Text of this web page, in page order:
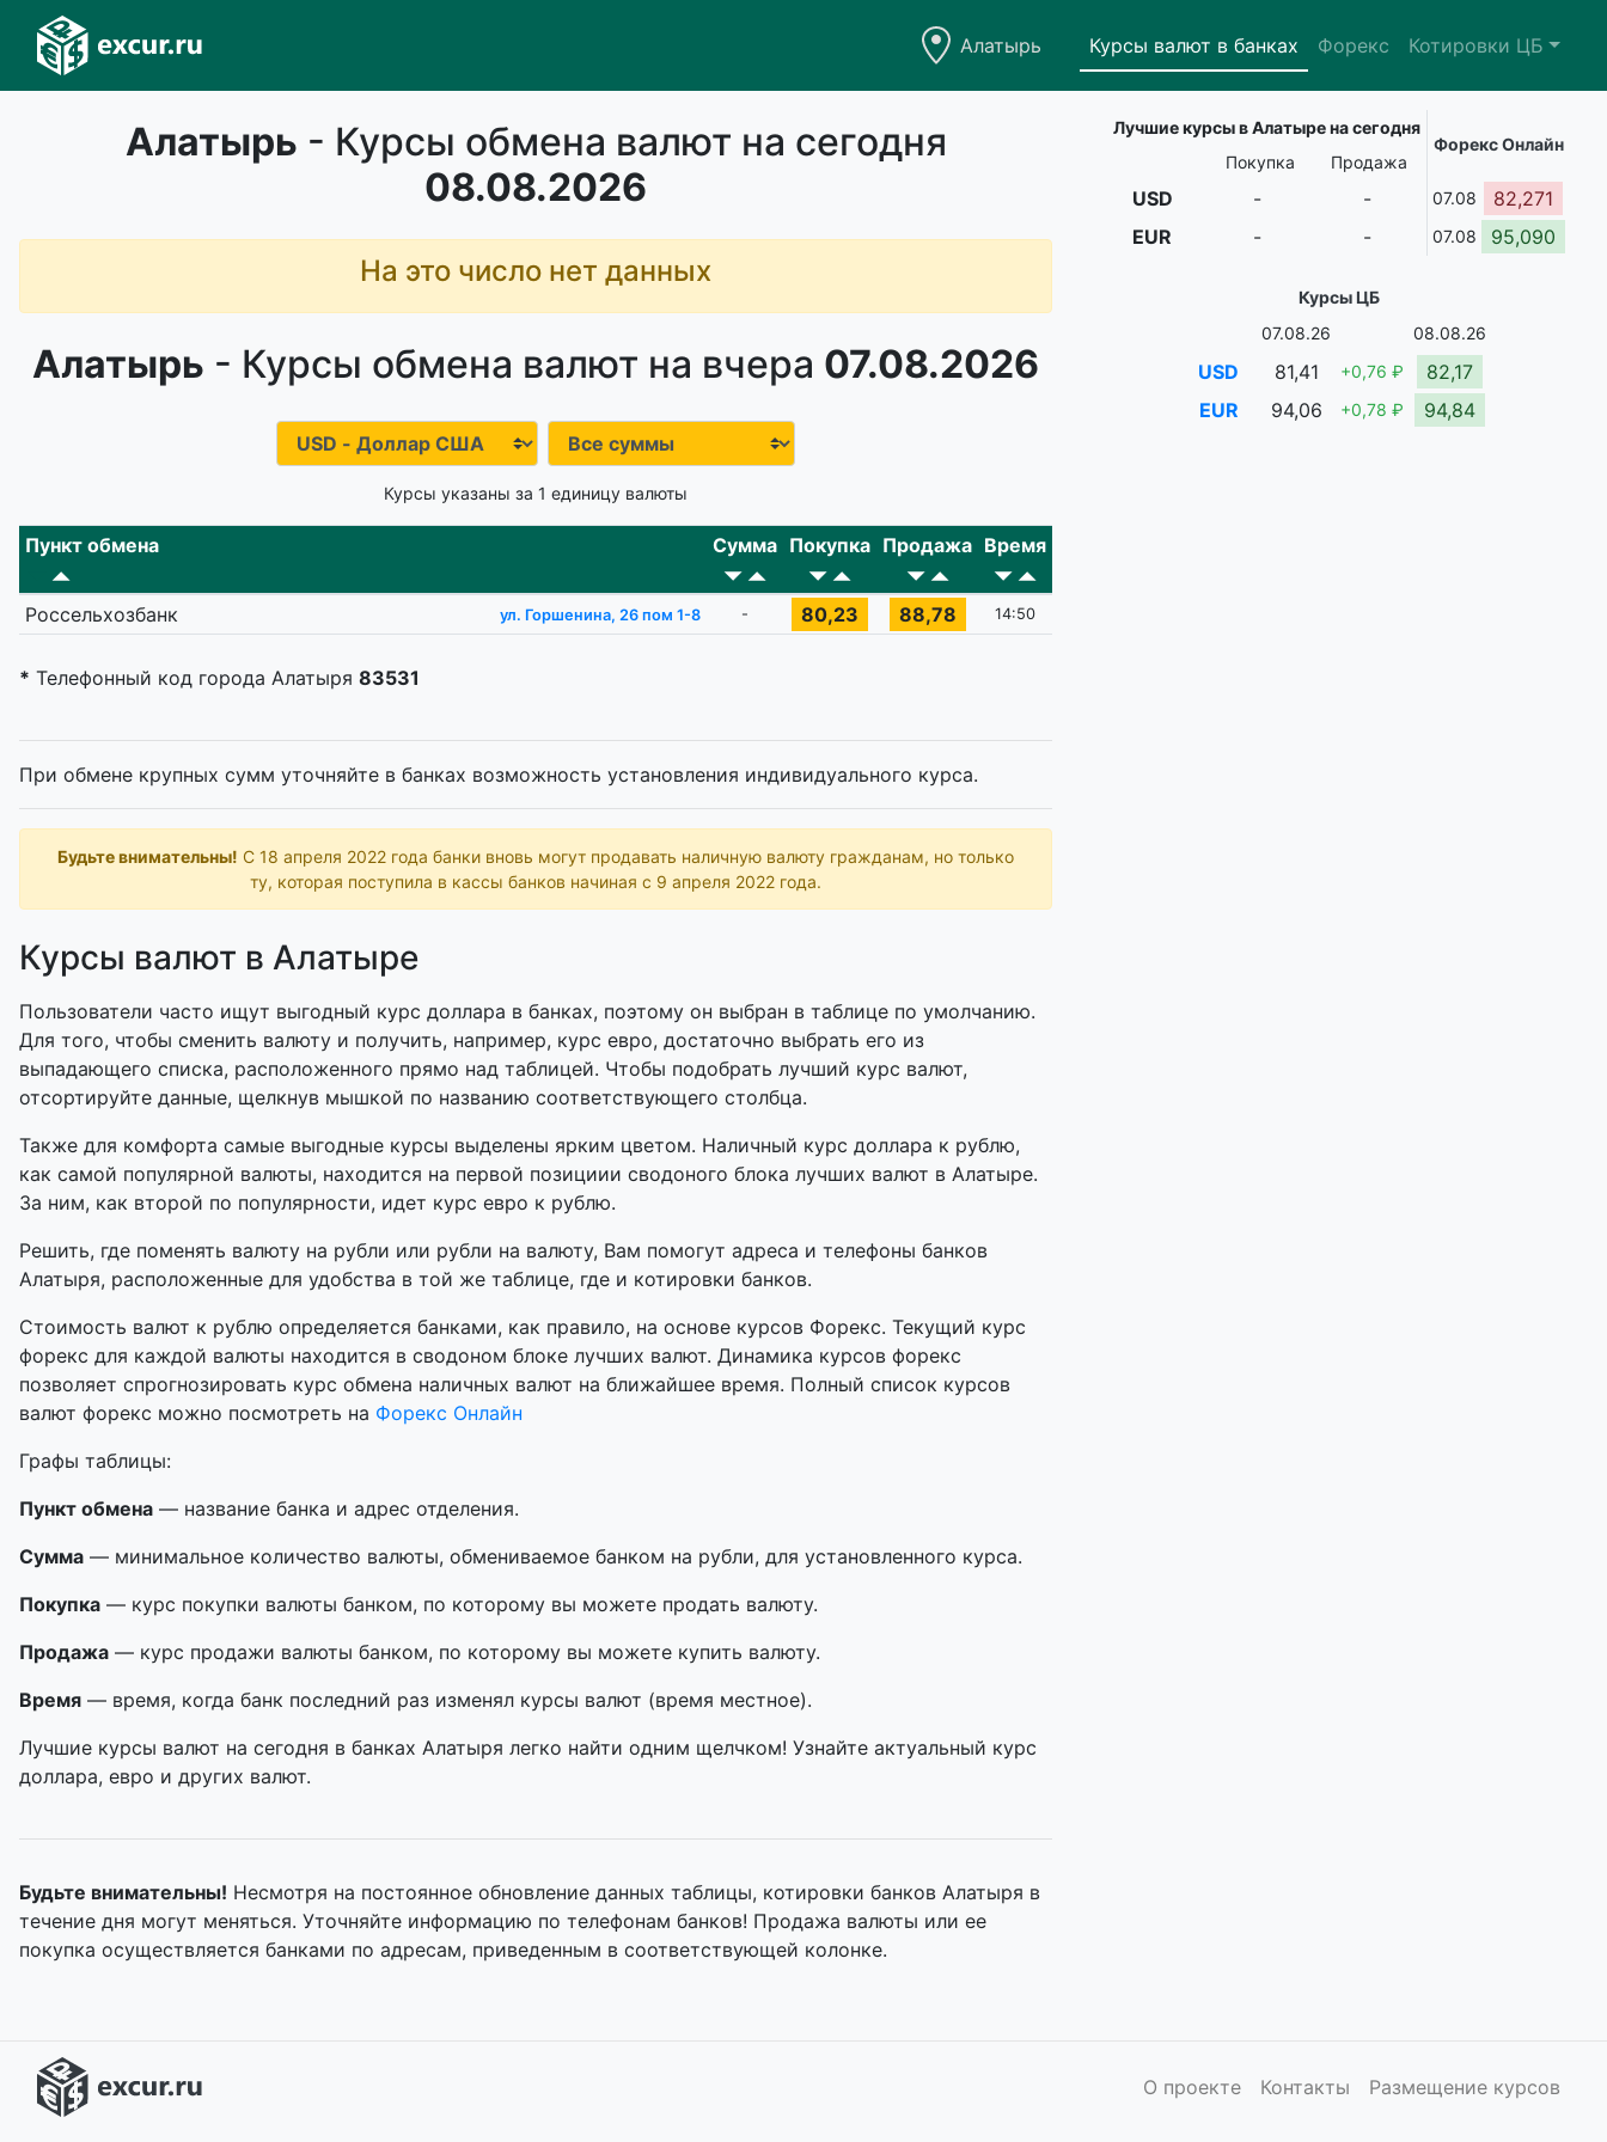
Алатырь Курсы валют в банках Форекс Котировки ЦБ
Алатырь - Курсы обмена валют на сегодня
08.08.2026
На это число нет данных
Алатырь - Курсы обмена валют на вчера 07.08.2026
Курсы указаны за 1 единицу валюты
Пункт обмена Сумма Покупка Продажа Время
Россельхозбанк ул. Горшенина, 26 пом 1-8 - 80,23 88,78 14:50
* Телефонный код города Алатыря 83531
При обмене крупных сумм уточняйте в банках возможность установления индивидуального курса.
Будьте внимательны! С 18 апреля 2022 года банки вновь могут продавать наличную валюту гражданам, но только
ту, которая поступила в кассы банков начиная с 9 апреля 2022 года.
Курсы валют в Алатыре
Пользователи часто ищут выгодный курс доллара в банках, поэтому он выбран в таблице по умолчанию.
Для того, чтобы сменить валюту и получить, например, курс евро, достаточно выбрать его из
выпадающего списка, расположенного прямо над таблицей. Чтобы подобрать лучший курс валют,
отсортируйте данные, щелкнув мышкой по названию соответствующего столбца.
Также для комфорта самые выгодные курсы выделены ярким цветом. Наличный курс доллара к рублю,
как самой популярной валюты, находится на первой позициии сводоного блока лучших валют в Алатыре.
За ним, как второй по популярности, идет курс евро к рублю.
Решить, где поменять валюту на рубли или рубли на валюту, Вам помогут адреса и телефоны банков
Алатыря, расположенные для удобства в той же таблице, где и котировки банков.
Стоимость валют к рублю определяется банками, как правило, на основе курсов Форекс. Текущий курс
форекс для каждой валюты находится в сводоном блоке лучших валют. Динамика курсов форекс
позволяет спрогнозировать курс обмена наличных валют на ближайшее время. Полный список курсов
валют форекс можно посмотреть на Форекс Онлайн
Графы таблицы:
Пункт обмена — название банка и адрес отделения.
Сумма — минимальное количество валюты, обмениваемое банком на рубли, для установленного курса.
Покупка — курс покупки валюты банком, по которому вы можете продать валюту.
Продажа — курс продажи валюты банком, по которому вы можете купить валюту.
Время — время, когда банк последний раз изменял курсы валют (время местное).
Лучшие курсы валют на сегодня в банках Алатыря легко найти одним щелчком! Узнайте актуальный курс
доллара, евро и других валют.
Будьте внимательны! Несмотря на постоянное обновление данных таблицы, котировки банков Алатыря в
течение дня могут меняться. Уточняйте информацию по телефонам банков! Продажа валюты или ее
покупка осуществляется банками по адресам, приведенным в соответствующей колонке.
Лучшие курсы в Алатыре на сегодня
Форекс Онлайн
Покупка
Продажа
USD - - 07.08
82,271
EUR
- - 07.08 95,090
Курсы ЦБ
07.08.26
08.08.26
USD 81,41 +0,76 ₽
82,17
EUR
94,06 +0,78 ₽ 94,84
О проекте Контакты Размещение курсов